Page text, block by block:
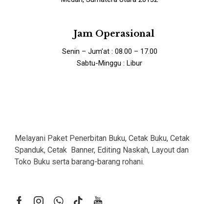
Jam Operasional
Senin – Jum’at : 08.00 – 17.00
Sabtu-Minggu : Libur
Melayani Paket Penerbitan Buku, Cetak Buku, Cetak
Spanduk, Cetak Banner, Editing Naskah, Layout dan
Toko Buku serta barang-barang rohani.